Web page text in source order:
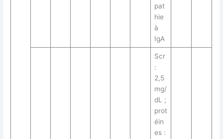
pat
hie
à
IgA
Scr
:
2,5
mg/
dL ;
prot
éin
es :